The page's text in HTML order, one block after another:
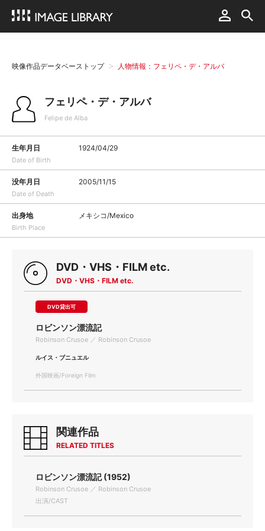
映像作品データベーストップ 人物情報：フェリペ・デ・アルバ
フェリペ・デ・アルバ
Felipe de Alba
生年月日
Date of Birth
1924/04/29
没年月日
Date of Death
2005/11/15
出身地
Birth Place
メキシコ/Mexico
DVD・VHS・FILM etc.
DVD・VHS・FILM etc.
DVD貸出可
ロビンソン漂流記
Robinson Crusoe ／ Robinson Crusoe
ルイス・ブニュエル
外国映画/Foreign Film
関連作品
RELATED TITLES
ロビンソン漂流記 (1952)
Robinson Crusoe ／ Robinson Crusoe
出演/CAST